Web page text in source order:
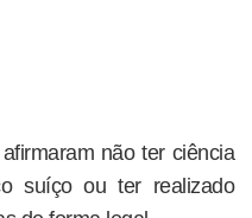
não ter ciência
suíço ou ter realizado